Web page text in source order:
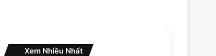
Xem Nhiều Nhất